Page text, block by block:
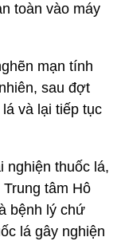
toàn vào máy
mạn tính
sau đợt
và lại tiếp tục
nghiện thuốc lá,
tâm Hô
bệnh lý chứ
lá gây nghiện